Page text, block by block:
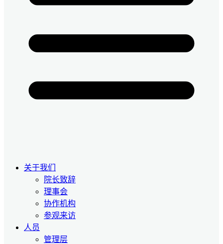
关于我们
院长致辞
理事会
协作机构
参观来访
人员
管理层